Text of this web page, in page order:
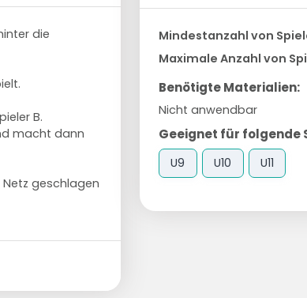
die
B.
macht dann
geschlagen
Mindestanzahl von
Maximale Anzahl von
Benötigte Materialien:
Nicht anwendbar
Geeignet für folgende
U9 U10 U11